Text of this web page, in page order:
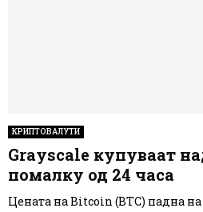
КРИПТОВАЛУТИ
Grayscale купуваат
помалку од 24 часа
Цената на Bitcoin (BTC) падна